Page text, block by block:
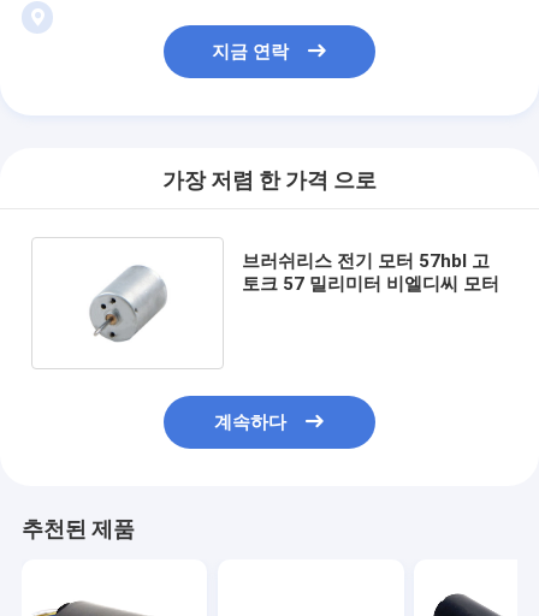
지금 연락
가장 저렴 한 가격 으로
브러쉬리스 전기 모터 57hbl 고
토크 57 밀리미터 비엘디씨 모터
계속하다
추천된 제품